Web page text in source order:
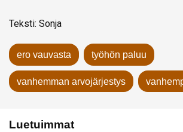
Teksti: Sonja
ero vauvasta työhön paluu
vanhemman arvojärjestys
Luetuimmat